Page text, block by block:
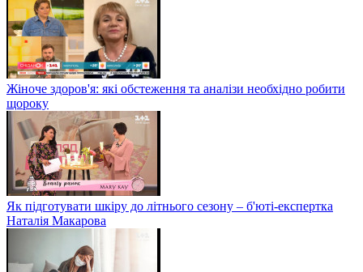
Жіноче здоров'я: які обстеження та аналізи необхідно робити
щороку
Як підготувати шкіру до літнього сезону – б'юті-експертка
Наталія Макарова